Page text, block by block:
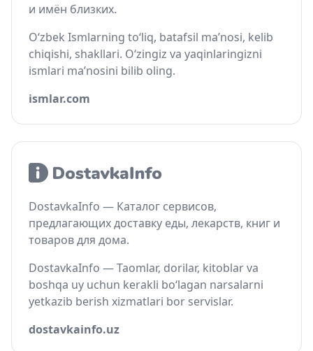
и имён близких.
O‘zbek Ismlarning to‘liq, batafsil ma’nosi, kelib
chiqishi, shakllari. O‘zingiz va yaqinlaringizni
ismlari ma’nosini bilib oling.
ismlar.com
DostavkaInfo — Каталог сервисов,
предлагающих доставку еды, лекарств, книг и
товаров для дома.
DostavkaInfo — Taomlar, dorilar, kitoblar va
boshqa uy uchun kerakli bo‘lagan narsalarni
yetkazib berish xizmatlari bor servislar.
dostavkainfo.uz